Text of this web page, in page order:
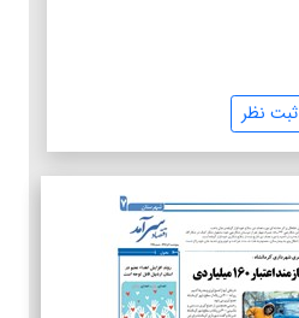
ثبت نظر